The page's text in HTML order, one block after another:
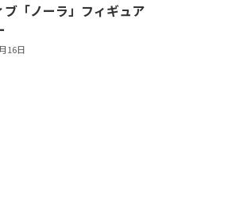
ブ「ノーラ」フィギュア
16日